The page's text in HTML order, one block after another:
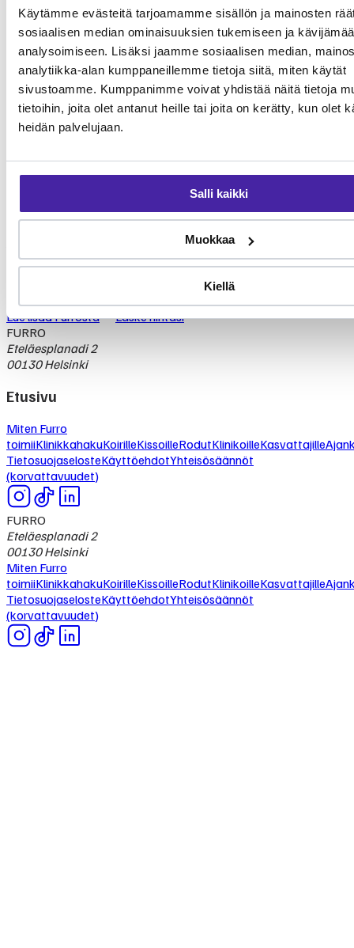
Käytämme evästeitä tarjoamamme sisällön ja mainosten
sosiaalisen median ominaisuuksien tukemiseen ja
analysoimiseen. Lisäksi jaamme sosiaalisen median,
analytiikka-alan kumppaneillemme tietoja siitä, miten käytät
sivustoamme. Kumppanimme voivat yhdistää näitä tietoja
tietoihin, joita olet antanut heille tai joita on kerätty, kun olet
heidän palvelujaan.
Salli kaikki
Muokkaa
Kiellä
Saela Savonlinnan Eläinlääkäriasema tarjoaa monipuolisia
eläinlääkäripalveluita lemmikkien terveydenhoitoon. Palvelut
kattavat yleiseläinlääkinnän perustutkimuksista erikoisempiin
toimenpiteisiin. Tarkista klinikan ajantasainen palveluvalikoima
suoraan klinikalta. Furron jäsenenä voit jakaa eläinlääkärikuluja
yhteisön kesken.
Mikä Furro on?
Furro on vaihtoehto
lemmikkivakuutukselle
Furro ei ole lemmikkivakuutus. Se on nykyaikainen vaihtoehto,
jolla turvaat koirasi tai kissasi keskimäärin puolet edullisemmin.
Tehtävämme on taistella lemmikkialan kasvavia kustannuksia
Lue lisää Furrosta
Laske hintasi
FURRO
Eteläesplanadi 2
00130 Helsinki
Etusivu
Miten Furro
toimiiKlinikkahakuKoirilleKissoilleRodutKlinikoilleKasvattajille
TietosuojaselosteKäyttöehdotYhteisösäännöt
(korvattavuudet)
FURRO
Eteläesplanadi 2
00130 Helsinki
Miten Furro
toimiiKlinikkahakuKoirilleKissoilleRodutKlinikoilleKasvattajille
TietosuojaselosteKäyttöehdotYhteisösäännöt
(korvattavuudet)